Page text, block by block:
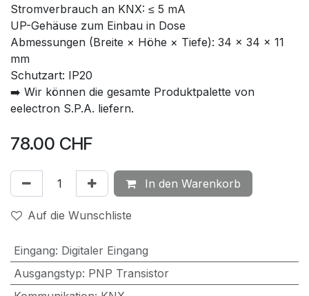
Stromverbrauch an KNX: ≤ 5 mA
UP-Gehäuse zum Einbau in Dose
Abmessungen (Breite × Höhe × Tiefe): 34 × 34 × 11
mm
Schutzart: IP20
➡️ Wir können die gesamte Produktpalette von
eelectron S.P.A. liefern.
78.00 CHF
In den Warenkorb
Auf die Wunschliste
Eingang: Digitaler Eingang
Ausgangstyp: PNP Transistor